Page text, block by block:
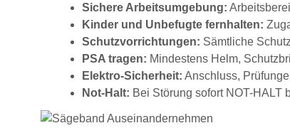
Sichere Arbeitsumgebung:
Kinder und Unbefugte fernhalten:
Schutzvorrichtungen: Sämtliche
PSA tragen: Mindestens Helm,
Elektro-Sicherheit: Anschluss,
Not-Halt: Bei Störung sofort NOT-HALT